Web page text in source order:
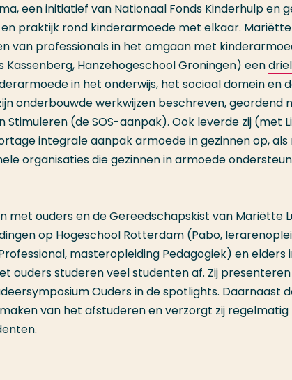
een initiatief van Nationaal Fonds Kinderhulp en
praktijk rond kinderarmoede met elkaar. Mariëtte
van professionals in het omgaan met
Hanzehogeschool Groningen) een
in het onderwijs, het sociaal domein en
onderbouwde werkwijzen beschreven, geordend
(de SOS-aanpak). Ook leverde zij (met
integrale aanpak armoede in gezinnen op,
organisaties die gezinnen in armoede
met ouders en de Gereedschapskist van Mariëtte
op Hogeschool Rotterdam (Pabo,
masteropleiding Pedagogiek) en elders
ouders studeren veel studenten af. Zij
Ouders in de spotlights. Daarnaast
van het afstuderen en verzorgt zij regelmatig